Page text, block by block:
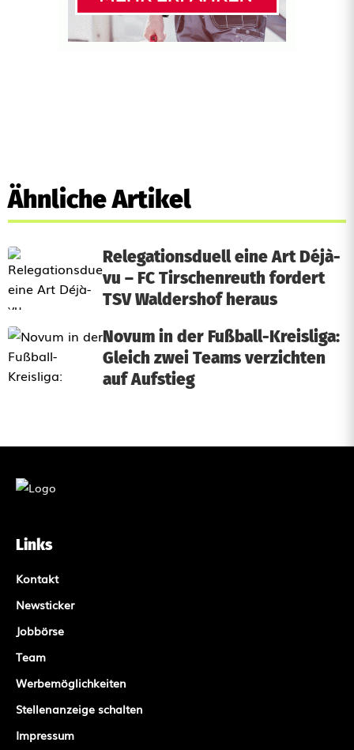
Ähnliche Artikel
Relegationsduell eine Art Déjà-
vu – FC Tirschenreuth fordert
TSV Waldershof heraus
Novum in der Fußball-Kreisliga:
Gleich zwei Teams verzichten
auf Aufstieg
Links
Kontakt
Newsticker
Jobbörse
Team
Werbemöglichkeiten
Stellenanzeige schalten
Impressum